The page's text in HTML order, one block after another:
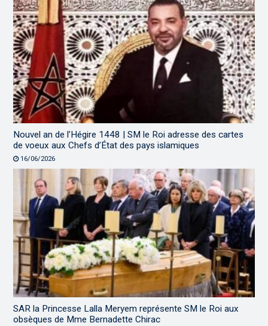
Nouvel an de l’Hégire 1448 | SM le Roi adresse des cartes
de voeux aux Chefs d’État des pays islamiques
16/06/2026
SAR la Princesse Lalla Meryem représente SM le Roi aux
obsèques de Mme Bernadette Chirac